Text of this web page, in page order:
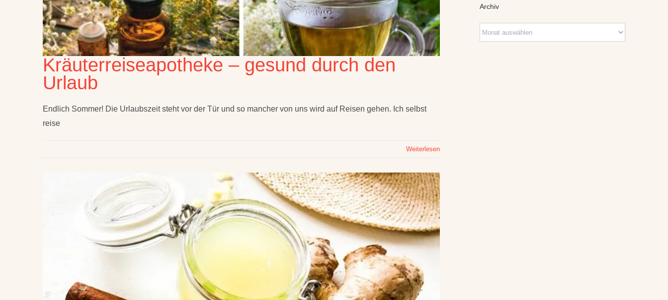
Kräuterreiseapotheke – gesund durch den
Urlaub
Endlich Sommer! Die Urlaubszeit steht vor der Tür und so mancher von uns wird auf Reisen gehen. Ich selbst
reise
Weiterlesen
Archiv
Archiv